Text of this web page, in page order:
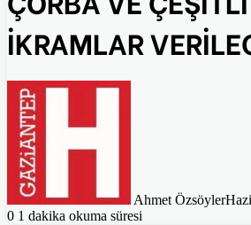
İKRAMLAR
Ahmet Özsöyler
0 1 dakika okuma süresi